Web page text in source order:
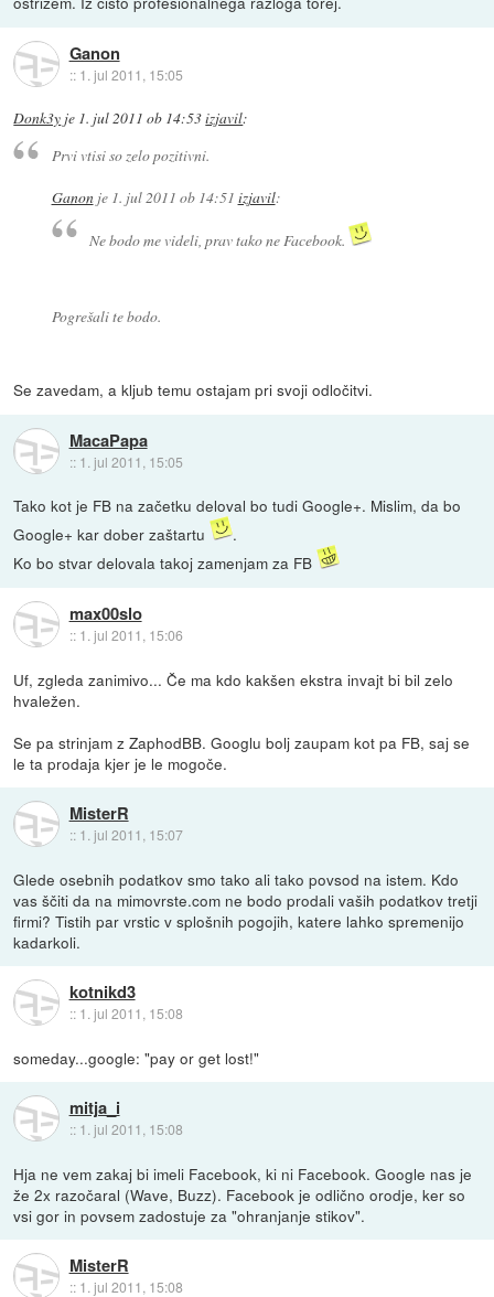
Ganon
:: 1. jul 2011, 15:05
Donk3y je 1. jul 2011 ob 14:53izjavil:
Prvi vtisi so zelo pozitivni.
Ganonje 1. jul 2011 ob 14:51 izjavil:
Ne bodo me videli, prav tako ne Facebook.
Pogrešali te bodo.
Se zavedam, a kljub temu ostajam pri svoji odločitvi.
MacaPapa
:: 1. jul 2011, 15:05
Tako kot je FB na začetku deloval bo tudi Google+. Mislim, da bo
Google+ kar dober zaštartu
.
Ko bo stvar delovala takoj zamenjam za FB
max00slo
:: 1. jul 2011, 15:06
Uf, zgleda zanimivo... Če ma kdo kakšen ekstra invajt bi bil zelo
hvaležen.
Se pa strinjam z ZaphodBB. Googlu bolj zaupam kot pa FB, saj se
le ta prodaja kjer je le mogoče.
MisterR
:: 1. jul 2011, 15:07
Glede osebnih podatkov smo tako ali tako povsod na istem. Kdo
vas ščiti da na mimovrste.com ne bodo prodali vaših podatkov tretji
firmi? Tistih par vrstic v splošnih pogojih, katere lahko spremenijo
kadarkoli.
kotnikd3
:: 1. jul 2011, 15:08
someday...google: "pay or get lost!"
mitja_i
:: 1. jul 2011, 15:08
Hja ne vem zakaj bi imeli Facebook, ki ni Facebook. Google nas je
že 2x razočaral (Wave, Buzz). Facebook je odlično orodje, ker so
vsi gor in povsem zadostuje za "ohranjanje stikov".
MisterR
:: 1. jul 2011, 15:08